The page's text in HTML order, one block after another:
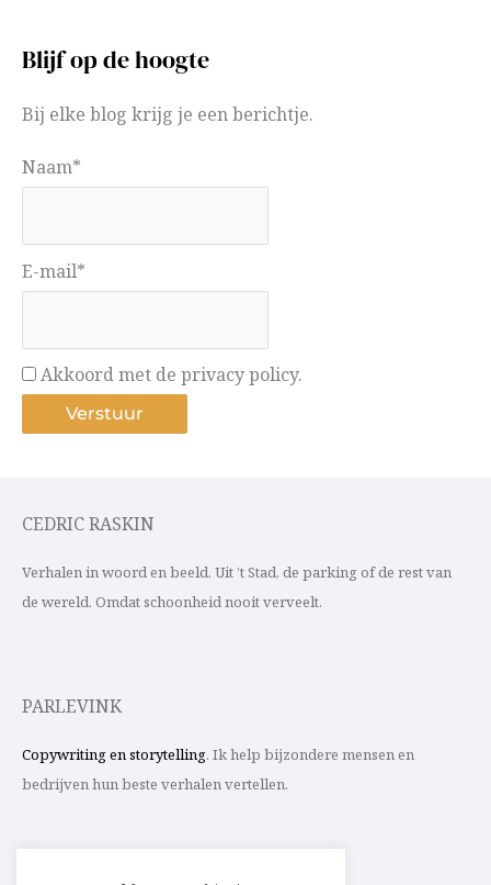
Blijf op de hoogte
Bij elke blog krijg je een berichtje.
Naam*
E-mail*
Akkoord met de privacy policy.
CEDRIC RASKIN
Verhalen in woord en beeld. Uit ’t Stad, de parking of de rest van
de wereld. Omdat schoonheid nooit verveelt.
PARLEVINK
Copywriting en storytelling. Ik help bijzondere mensen en
bedrijven hun beste verhalen vertellen.